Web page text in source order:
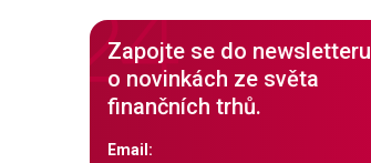
Zapojte se do newsletteru
o novinkách ze světa
finančních trhů.
Email: